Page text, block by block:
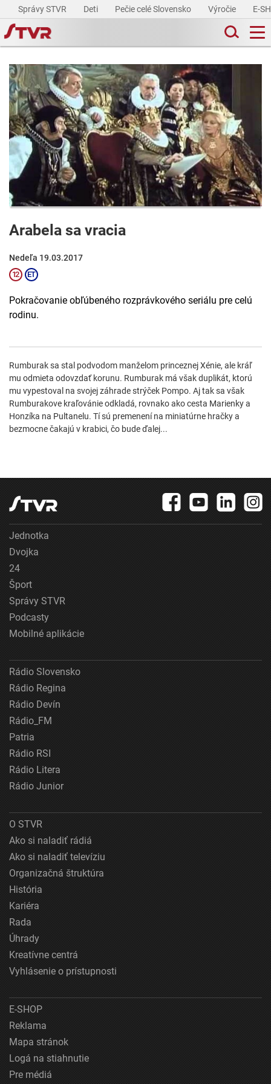
Správy STVR Deti Pečie celé Slovensko Výročie E-
Arabela sa vracia
Nedeľa 19.03.2017
Pokračovanie obľúbeného rozprávkového seriálu pre celú
rodinu.
Rumburak sa stal podvodom manželom princeznej Xénie, ale kráľ
mu odmieta odovzdať korunu. Rumburak má však duplikát, ktorú
mu vypestoval na svojej záhrade strýček Pompo. Aj tak sa však
Rumburakove kraľovánie odkladá, rovnako ako cesta Marienky a
Honzíka na Pultanelu. Tí sú premenení na miniatúrne hračky a
bezmocne čakajú v krabici, čo bude ďalej...
Jednotka
Dvojka
24
Šport
Správy STVR
Podcasty
Mobilné aplikácie
Rádio Slovensko
Rádio Regina
Rádio Devín
Rádio_FM
Patria
Rádio RSI
Rádio Litera
Rádio Junior
O STVR
Ako si naladiť rádiá
Ako si naladiť televíziu
Organizačná štruktúra
História
Kariéra
Rada
Úhrady
Kreatívne centrá
Vyhlásenie o prístupnosti
E-SHOP
Reklama
Mapa stránok
Logá na stiahnutie
Pre médiá